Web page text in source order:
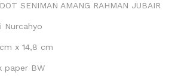
AMANG RAHMAN JUBAIR
x 14,8 cm
BW